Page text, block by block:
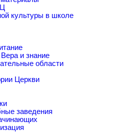
культуры в школе
и знание
области
Церкви
заведения